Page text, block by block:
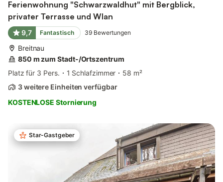
Ferienwohnung "Schwarzwaldhut" mit Bergblick,
privater Terrasse und Wlan
9,7 Fantastisch 39 Bewertungen
Breitnau
850 m zum Stadt-/Ortszentrum
Platz für 3 Pers.
1 Schlafzimmer
58 m²
3 weitere Einheiten verfügbar
KOSTENLOSE Stornierung
Star-Gastgeber